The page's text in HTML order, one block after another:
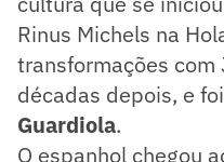
Rinus Michels na
transformações com
décadas depois, e
Guardiola.
O espanhol chegou